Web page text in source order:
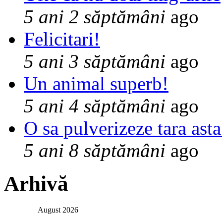
5 ani 2 săptămâni ago
Felicitari!
5 ani 3 săptămâni ago
Un animal superb!
5 ani 4 săptămâni ago
O sa pulverizeze tara
5 ani 8 săptămâni ago
Arhivă
August 2026